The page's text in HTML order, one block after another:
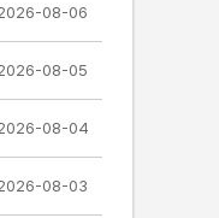
08-06
08-05
08-04
08-03